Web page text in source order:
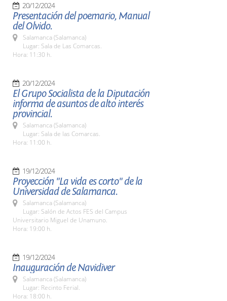
20/12/2024
Presentación del poemario, Manual
del Olvido.
Salamanca (Salamanca)
Lugar: Sala de Las Comarcas.
Hora: 11:30 h.
20/12/2024
El Grupo Socialista de la Diputación
informa de asuntos de alto interés
provincial.
Salamanca (Salamanca)
Lugar: Sala de las Comarcas.
Hora: 11:00 h.
19/12/2024
Proyección "La vida es corto" de la
Universidad de Salamanca.
Salamanca (Salamanca)
Lugar: Salón de Actos FES del Campus
Universitario Miguel de Unamuno.
Hora: 19:00 h.
19/12/2024
Inauguración de Navidiver
Salamanca (Salamanca)
Lugar: Recinto Ferial.
Hora: 18:00 h.